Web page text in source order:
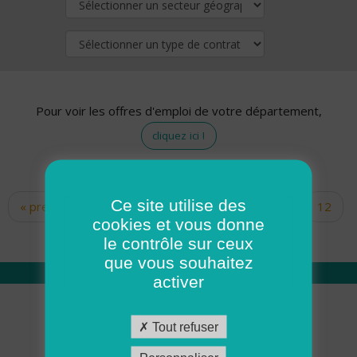
Pour voir les offres d'emploi de votre département,
cliquez ici !
Pages
« premier ‹ précédent … 10
12
14 15 16 17
Qui sommes nous
Académie ADMR
Ce site utilise des
cookies et vous donne
le contrôle sur ceux
que vous souhaitez
activer
Tout refuser